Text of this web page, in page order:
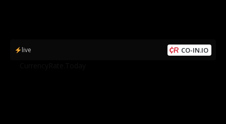
live CO-IN.IO